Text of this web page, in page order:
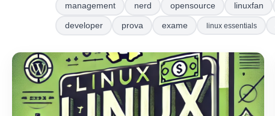
management nerd opensource linuxfan
developer prova exame linux essentials